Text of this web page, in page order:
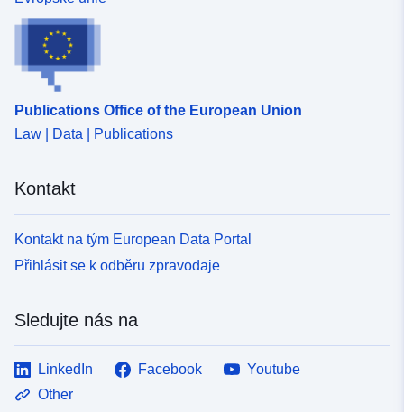
uriRef:
Typ:
Publications Office of the European Union
Law | Data | Publications
Kontakt
Kontakt na tým European Data Portal
Přihlásit se k odběru zpravodaje
Sledujte nás na
LinkedIn Facebook
Youtube
Other